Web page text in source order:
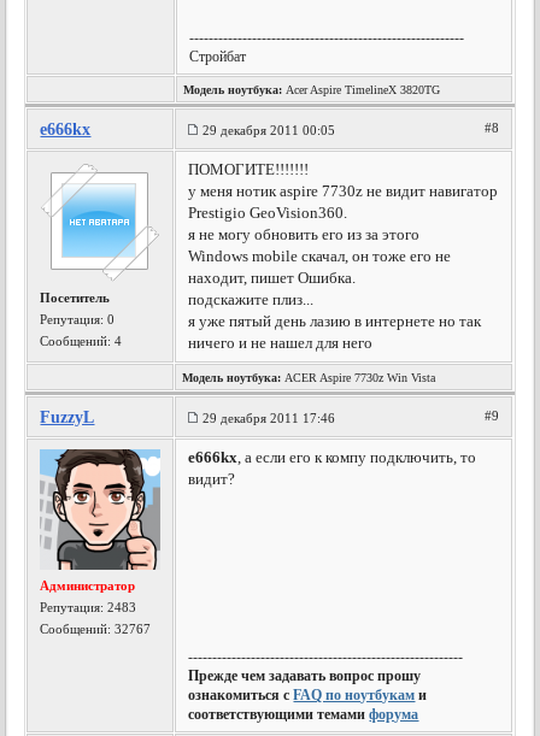
---------------------------------------------------------
Стройбат
Модель ноутбука: Acer Aspire TimelineX 3820TG
e666kx 29 декабря 2011 00:05 #8
Посетитель
Репутация:0
Сообщений: 4
ПОМОГИТЕ!!!!!!!
у меня нотик aspire 7730z не видит навигатор
Prestigio GeoVision360.
я не могу обновить его из за этого
Windows mobile скачал, он тоже его не
находит, пишет Ошибка.
подскажите плиз...
я уже пятый день лазию в интернете но так
ничего и не нашел для него
Модель ноутбука: ACER Aspire 7730z Win Vista
FuzzyL 29 декабря 2011 17:46 #9
Администратор
Репутация:2483
Сообщений: 32767
e666kx, а если его к компу подключить, то
видит?
---------------------------------------------------------
Прежде чем задавать вопрос прошу
ознакомиться сFAQ по ноутбукам и
соответствующими темамифорума